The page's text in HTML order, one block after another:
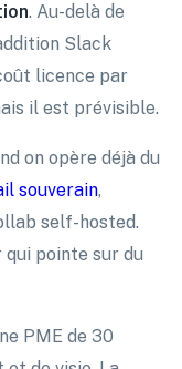
. Au-delà de
Slack
licence par
il est prévisible.
on opère déjà du
souverain,
self-hosted.
pointe sur du
PME de 30